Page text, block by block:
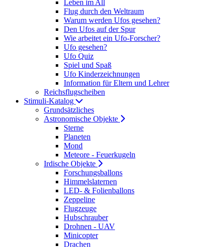
Leben im All
Flug durch den Weltraum
Warum werden Ufos gesehen?
Den Ufos auf der Spur
Wie arbeitet ein Ufo-Forscher?
Ufo gesehen?
Ufo Quiz
Spiel und Spaß
Ufo Kinderzeichnungen
Information für Eltern und Lehrer
Reichsflugscheiben
Stimuli-Katalog
Grundsätzliches
Astronomische Objekte
Sterne
Planeten
Mond
Meteore - Feuerkugeln
Irdische Objekte
Forschungsballons
Himmelslaternen
LED- & Folienballons
Zeppeline
Flugzeuge
Hubschrauber
Drohnen - UAV
Minicopter
Drachen